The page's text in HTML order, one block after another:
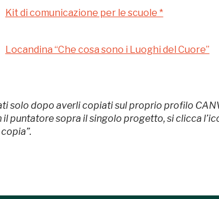
Kit di comunicazione per le scuole *
Locandina “Che cosa sono i Luoghi del Cuore”
solo dopo averli copiati sul proprio profilo
il puntatore sopra il singolo progetto, si clicca
Gratis Milano